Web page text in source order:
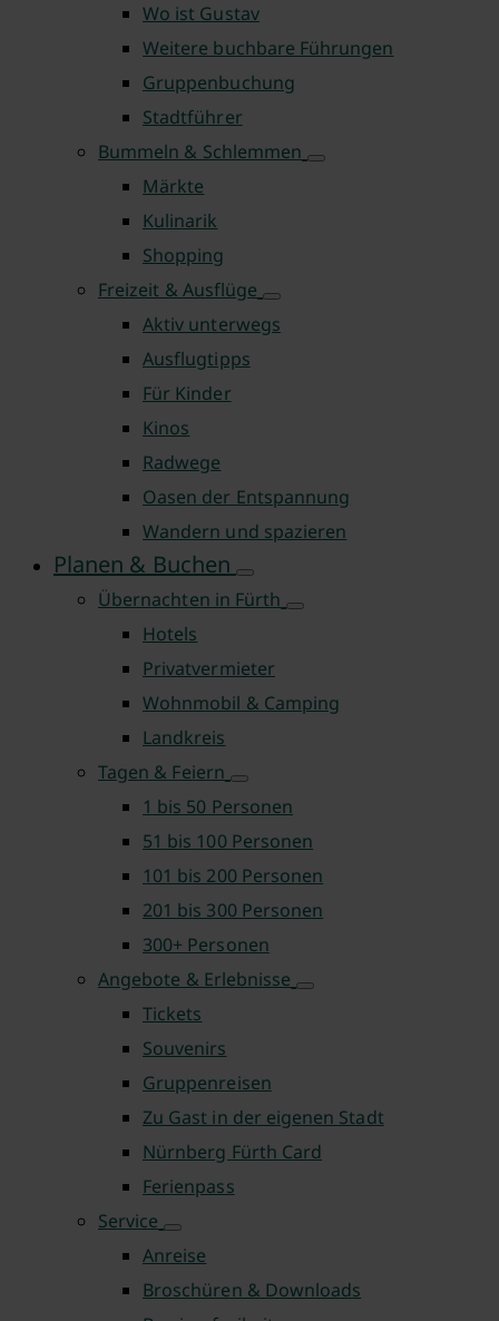
Wo ist Gustav
Weitere buchbare Führungen
Gruppenbuchung
Stadtführer
Bummeln & Schlemmen
Märkte
Kulinarik
Shopping
Freizeit & Ausflüge
Aktiv unterwegs
Ausflugtipps
Für Kinder
Kinos
Radwege
Oasen der Entspannung
Wandern und spazieren
Planen & Buchen
Übernachten in Fürth
Hotels
Privatvermieter
Wohnmobil & Camping
Landkreis
Tagen & Feiern
1 bis 50 Personen
51 bis 100 Personen
101 bis 200 Personen
201 bis 300 Personen
300+ Personen
Angebote & Erlebnisse
Tickets
Souvenirs
Gruppenreisen
Zu Gast in der eigenen Stadt
Nürnberg Fürth Card
Ferienpass
Service
Anreise
Broschüren & Downloads